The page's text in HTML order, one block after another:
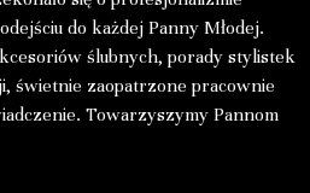
do każdej Panny Młodej.
ślubnych, porady stylistek
świetnie zaopatrzone pracownie
Towarzyszymy Pannom